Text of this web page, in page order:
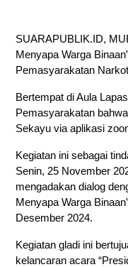
SUARAPUBLIK.ID,
Menyapa Warga
Pemasyarakatan
Bertempat di Aula
Pemasyarakatan
Sekayu via aplikasi
Kegiatan ini sebagai
Senin, 25 November
mengadakan dialog
Menyapa Warga
Desember 2024.
Kegiatan gladi ini
kelancaran acara